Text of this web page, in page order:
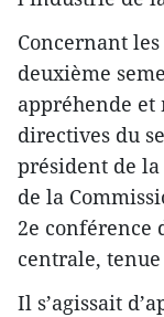
Concernant
deuxième
appréhende
directives du
président de
de la
2e conférence
centrale,
Il s’agissait